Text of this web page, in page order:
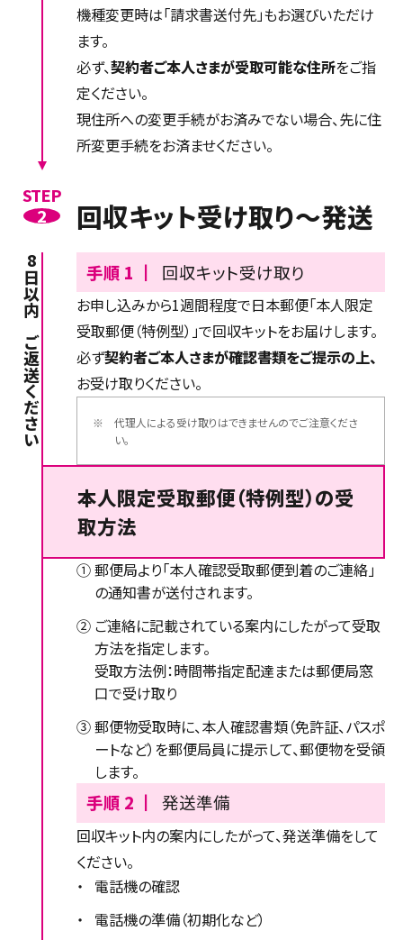
機種変更時は「請求書送付先」もお選びいただけ
ます。
必ず、契約者ご本人さまが受取可能な住所をご指
定ください。
現住所への変更手続がお済みでない場合、先に住
所変更手続をお済ませください。
STEP
2
回収キット受け取り～発送
8日以内にご返送ください 手順 1 ┃ 回収キット受け取り
お申し込みから1週間程度で日本郵便「本人限定
受取郵便（特例型）」で回収キットをお届けします。
必ず契約者ご本人さまが確認書類をご提示の上、
お受け取りください。
※
代理人による受け取りはできませんのでご注意くださ
い。
本人限定受取郵便（特例型）の受
取方法
①郵便局より「本人確認受取郵便到着のご連絡」
の通知書が送付されます。
② ご連絡に記載されている案内にしたがって受取
方法を指定します。
受取方法例：時間帯指定配達または郵便局窓
口で受け取り
③郵便物受取時に、本人確認書類（免許証、パスポ
ートなど）を郵便局員に提示して、郵便物を受領
します。
手順 2 ┃ 発送準備
回収キット内の案内にしたがって、発送準備をして
ください。
・
電話機の確認
・
電話機の準備（初期化など）